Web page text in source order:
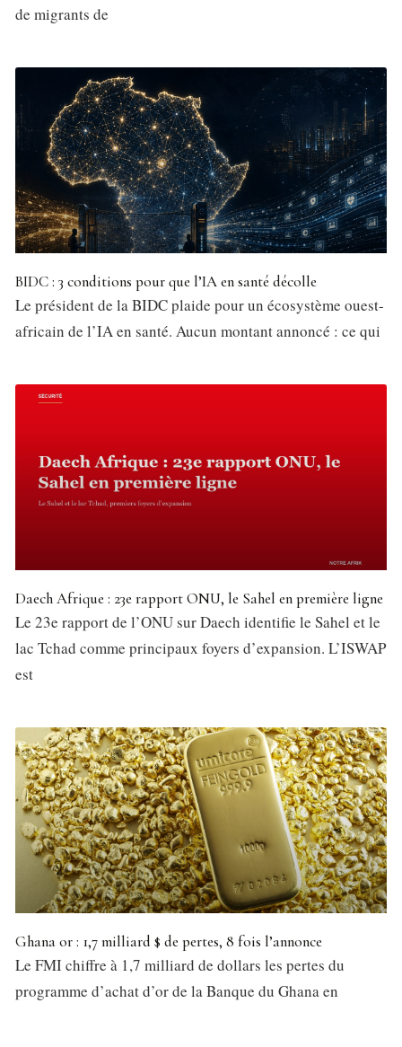
de migrants de
BIDC : 3 conditions pour que l’IA en santé décolle
Le président de la BIDC plaide pour un écosystème ouest-
africain de l’IA en santé. Aucun montant annoncé : ce qui
Daech Afrique : 23e rapport ONU, le Sahel en première ligne
Le 23e rapport de l’ONU sur Daech identifie le Sahel et le
lac Tchad comme principaux foyers d’expansion. L’ISWAP
est
Ghana or : 1,7 milliard $ de pertes, 8 fois l’annonce
Le FMI chiffre à 1,7 milliard de dollars les pertes du
programme d’achat d’or de la Banque du Ghana en